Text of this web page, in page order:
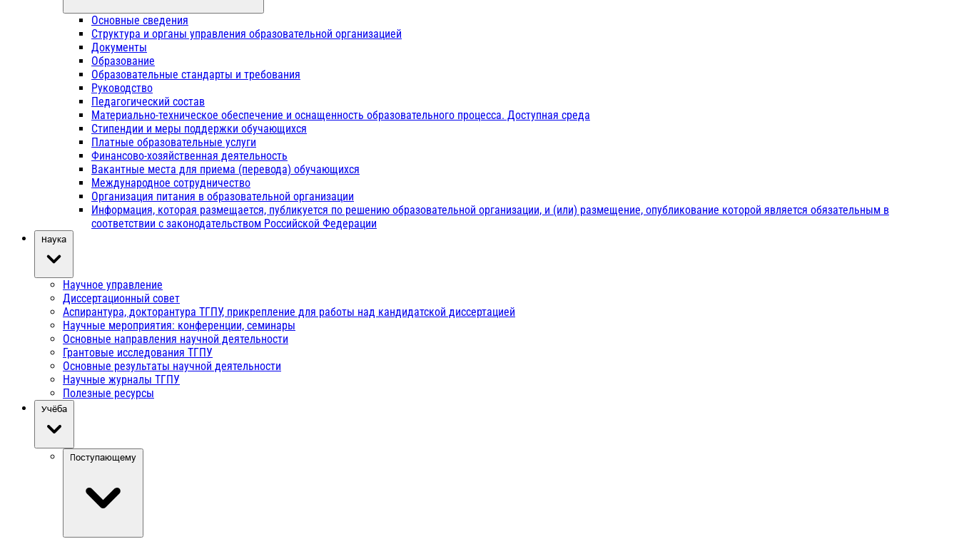
Основные сведения
Структура и органы управления образовательной организацией
Документы
Образование
Образовательные стандарты и требования
Руководство
Педагогический состав
Материально-техническое обеспечение и оснащенность образовательного процесса. Доступная среда
Стипендии и меры поддержки обучающихся
Платные образовательные услуги
Финансово-хозяйственная деятельность
Вакантные места для приема (перевода) обучающихся
Международное сотрудничество
Организация питания в образовательной организации
Информация, которая размещается, публикуется по решению образовательной организации, и (или) размещение, опубликование которой является обязательным в
соответствии с законодательством Российской Федерации
Наука
Научное управление
Диссертационный совет
Аспирантура, докторантура ТГПУ, прикрепление для работы над кандидатской диссертацией
Научные мероприятия: конференции, семинары
Основные направления научной деятельности
Грантовые исследования ТГПУ
Основные результаты научной деятельности
Научные журналы ТГПУ
Полезные ресурсы
Учёба
Поступающему